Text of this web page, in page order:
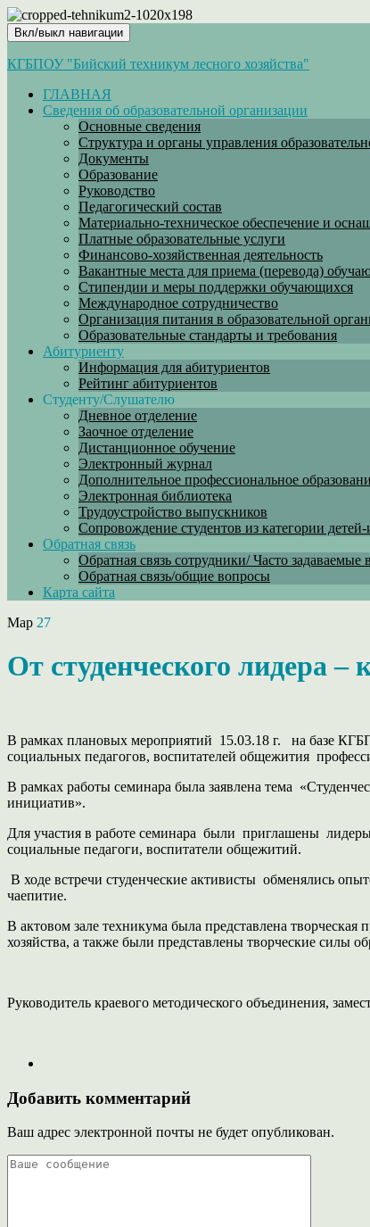
Вкл/выкл навигации
КГБПОУ "Бийский техникум лесного хозяйства"
ГЛАВНАЯ
Сведения об образовательной организации
Основные сведения
Структура и органы управления
Документы
Образование
Руководство
Педагогический состав
Материально-техническое обеспечение и
Платные образовательные услуги
Финансово-хозяйственная деятельность
Вакантные места для приема (перевода)
Стипендии и меры поддержки обучающихся
Международное сотрудничество
Организация питания в образовательной
Образовательные стандарты и требования
Абитуриенту
Информация для абитуриентов
Рейтинг абитуриентов
Студенту/Слушателю
Дневное отделение
Заочное отделение
Дистанционное обучение
Электронный журнал
Дополнительное профессиональное
Электронная библиотека
Трудоустройство выпускников
Сопровождение студентов из категории
Обратная связь
Обратная связь сотрудники/ Часто задаваемые
Обратная связь/общие вопросы
Карта сайта
Мар 27
От студенческого лидера
В рамках плановых мероприятий 15.03.18 г. на базе
социальных педагогов, воспитателей общежития
В рамках работы семинара была заявлена тема
инициатив».
Для участия в работе семинара были приглашены лидеры
социальные педагоги, воспитатели общежитий.
В ходе встречи студенческие активисты обменялись
чаепитие.
В актовом зале техникума была представлена
хозяйства, а также были представлены творческие силы
Руководитель краевого методического объединения,
Добавить комментарий
Ваш адрес электронной почты не будет опубликован.